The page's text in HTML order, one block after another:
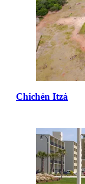
Chichén Itzá